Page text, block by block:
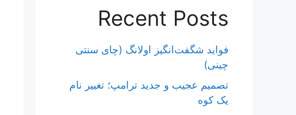
Recent Posts
فواید شگفت‌انگیز اولانگ (چای سنتی
چینی)
تصمیم عجیب و جدید ترامپ؛ تغییر نام
یک کوه